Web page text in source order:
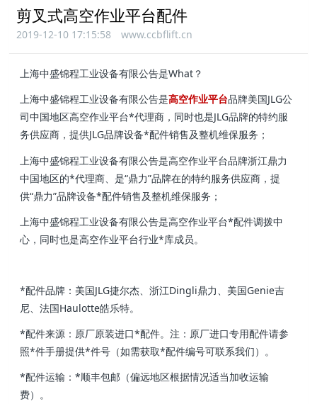
剪叉式高空作业平台配件
2019-12-10 17:15:58 www.ccbflift.cn
上海中盛锦程工业设备有限公告是What？
上海中盛锦程工业设备有限公告是高空作业平台品牌美国JLG公
司中国地区高空作业平台*代理商，同时也是JLG品牌的特约服
务供应商，提供JLG品牌设备*配件销售及整机维保服务；
上海中盛锦程工业设备有限公告是高空作业平台品牌浙江鼎力
中国地区的*代理商、是“鼎力”品牌在的特约服务供应商，提
供“鼎力”品牌设备*配件销售及整机维保服务；
上海中盛锦程工业设备有限公告是高空作业平台*配件调拨中
心，同时也是高空作业平台行业*库成员。
*配件品牌：美国JLG捷尔杰、浙江Dingli鼎力、美国Genie吉
尼、法国Haulotte皓乐特。
*配件来源：原厂原装进口*配件。注：原厂进口专用配件请参
照*件手册提供*件号（如需获取*配件编号可联系我们）。
*配件运输：*顺丰包邮（偏远地区根据情况适当加收运输
费）。